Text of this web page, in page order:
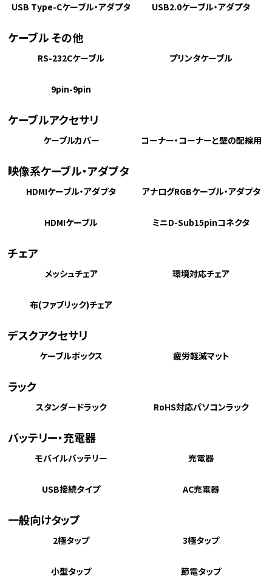
USB Type-Cケーブル・アダプタ USB2.0ケーブル・アダプタ
ケーブル その他
RS-232Cケーブル プリンタケーブル
9pin-9pin
ケーブルアクセサリ
ケーブルカバー コーナー・コーナーと壁の配線用
映像系ケーブル・アダプタ
HDMIケーブル・アダプタ アナログRGBケーブル・アダプタ
HDMIケーブル ミニD-Sub15pinコネクタ
チェア
メッシュチェア 環境対応チェア
布(ファブリック)チェア
デスクアクセサリ
ケーブルボックス 疲労軽減マット
ラック
スタンダードラック RoHS対応パソコンラック
バッテリー・充電器
モバイルバッテリー 充電器
USB接続タイプ AC充電器
一般向けタップ
2極タップ 3極タップ
小型タップ 節電タップ